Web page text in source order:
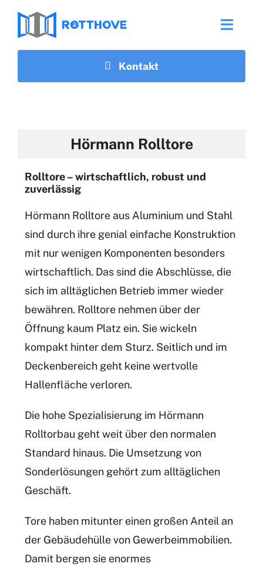
Onlineshop
Sicherheitstechnik
Kontakt
Hörmann Rolltore
Rolltore – wirtschaftlich, robust und
zuverlässig
Hörmann Rolltore aus Aluminium und Stahl
sind durch ihre genial einfache Konstruktion
mit nur wenigen Komponenten besonders
wirtschaftlich. Das sind die Abschlüsse, die
sich im alltäglichen Betrieb immer wieder
bewähren. Rolltore nehmen über der
Öffnung kaum Platz ein. Sie wickeln
kompakt hinter dem Sturz. Seitlich und im
Deckenbereich geht keine wertvolle
Hallenfläche verloren.
Die hohe Spezialisierung im Hörmann
Rolltorbau geht weit über den normalen
Standard hinaus. Die Umsetzung von
Sonderlösungen gehört zum alltäglichen
Geschäft.
Tore haben mitunter einen großen Anteil an
der Gebäudehülle von Gewerbeimmobilien.
Damit bergen sie enormes